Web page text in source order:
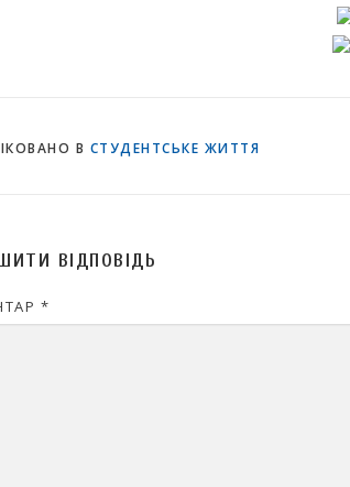
В СТУДЕНТСЬКЕ ЖИТТЯ
ВІДПОВІДЬ
*